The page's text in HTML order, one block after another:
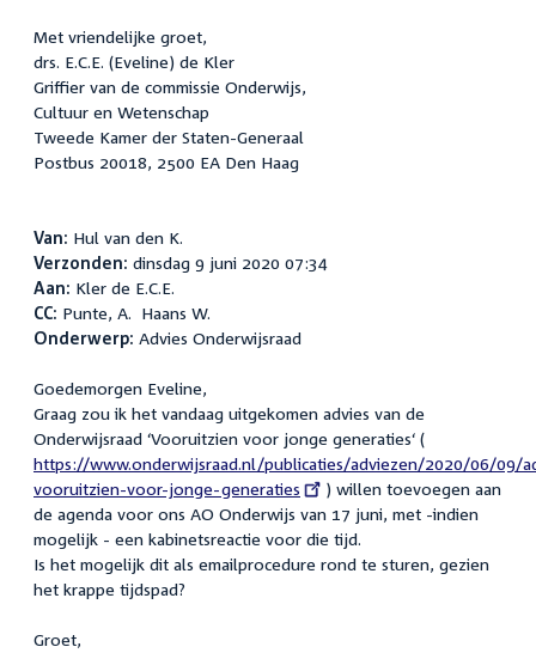
Met vriendelijke groet,
drs. E.C.E. (Eveline) de Kler
Griffier van de commissie Onderwijs,
Cultuur en Wetenschap
Tweede Kamer der Staten-Generaal
Postbus 20018, 2500 EA Den Haag
Van: Hul van den K.
Verzonden: dinsdag 9 juni 2020 07:34
Aan: Kler de E.C.E.
CC: Punte, A. Haans W.
Onderwerp: Advies Onderwijsraad
Goedemorgen Eveline,
Graag zou ik het vandaag uitgekomen advies van de
Onderwijsraad ‘Vooruitzien voor jonge generaties‘ (
link:
https://www.onderwijsraad.nl/publicaties/adviezen/2020/06/09/
vooruitzien-voor-jonge-generaties
) willen toevoegen aan
de agenda voor ons AO Onderwijs van 17 juni, met -indien
mogelijk - een kabinetsreactie voor die tijd.
Is het mogelijk dit als emailprocedure rond te sturen, gezien
het krappe tijdspad?
Groet,